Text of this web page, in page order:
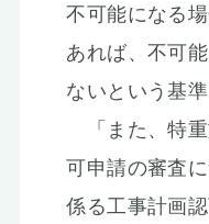
不可能になる
あれば、不可
ないという基
「また、特重
可申請の審査
係る工事計画